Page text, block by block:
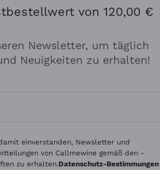
Leonardo
Divella
Für
von 120,00 €
Newsletter, um täglich
Neuigkeiten zu erhalten!
Einwilligungen zum Erhalt von
einverstanden, Newsletter und
von Callmewine gemäß den -
zu erhalten.Datenschutz-Bestimmungen